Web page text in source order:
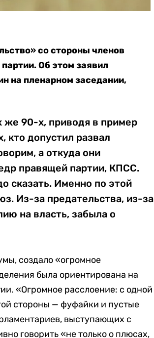
со стороны членов
Об этом заявил
на пленарном заседании,
же 90-х, приводя в пример
кто допустил развал
а откуда они
правящей партии, КПСС.
сказать. Именно по этой
Из-за предательства, из-за
на власть, забыла о
создало «огромное
была ориентирована на
«Огромное расслоение: с одной
стороны — фуфайки и пустые
выступающих с
говорить «не только о плюсах,